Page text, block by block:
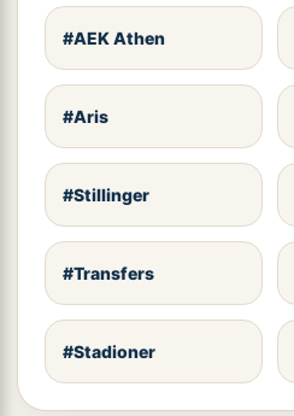
#AEK Athen
#Aris
#Stillinger
#Transfers
#Stadioner